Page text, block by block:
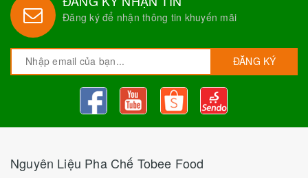
Đăng ký để nhận thông tin khuyến mãi
ĐĂNG KÝ
Nguyên Liệu Pha Chế Tobee Food